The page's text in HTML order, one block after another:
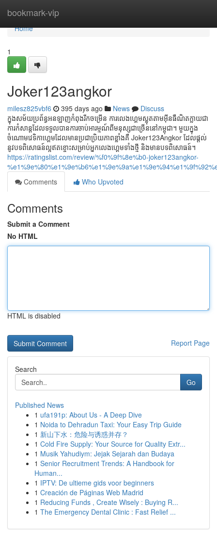
bookmark-vip
Home
Home
1
Joker123angkor
milesz825vbf6 395 days ago News
Discuss
ក្នុងសម័យប្រព័ន្ធអនឡាញកំពុងរីកចម្រើន ការលេងហ្គេមស្លុតតាមអ៊ីនធឺណិតក្លាយជា
ការកំសាន្តដែលទទួលបានការចាប់អារម្មណ៍ពីមនុស្សជាច្រើននៅកម្ពុជា។ មួយក្នុង
ចំណោមវេទិកាហ្គេមដែលមានប្រជាប្រិយភាពខ្លាំងគឺ Joker123Angkor ដែលផ្តល់
នូវបទពិសោធន៍ល្អឥតខ្ចោះសម្រាប់អ្នកលេងហ្គេមទាំងថ្មី និងមានបទពិសោធន៍។
https://ratingslist.com/review/%f0%9f%8e%b0-joker123angkor-
Comments
Who Upvoted
Comments
Submit a Comment
No HTML
HTML is disabled
Report Page
Search
Go
Published News
1 ufa191p: About Us - A Deep Dive
1 Noida to Dehradun Taxi: Your Easy Trip Guide
1 新山下水：危险与诱惑并存？
1 Cold Fire Supply: Your Source for Quality Extr...
1 Musik Yahudiym: Jejak Sejarah dan Budaya
1 Senior Recruitment Trends: A Handbook for
Human...
1 IPTV: De ultieme gids voor beginners
1 Creación de Páginas Web Madrid
1 Reducing Funds , Create Wisely : Buying R...
1 The Emergency Dental Clinic : Fast Relief ...